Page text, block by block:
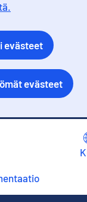
evästeet
evästeet